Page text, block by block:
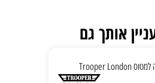
אותך גם